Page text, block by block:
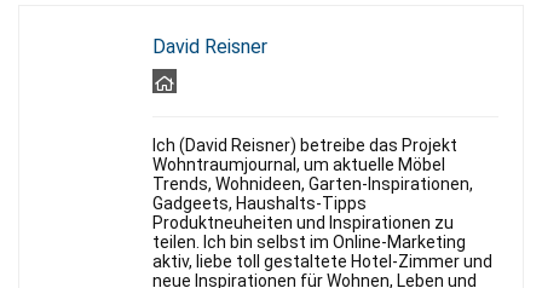
David Reisner
Ich (David Reisner) betreibe das Projekt
Wohntraumjournal, um aktuelle Möbel
Trends, Wohnideen, Garten-Inspirationen,
Gadgeets, Haushalts-Tipps
Produktneuheiten und Inspirationen zu
teilen. Ich bin selbst im Online-Marketing
aktiv, liebe toll gestaltete Hotel-Zimmer und
neue Inspirationen für Wohnen, Leben und